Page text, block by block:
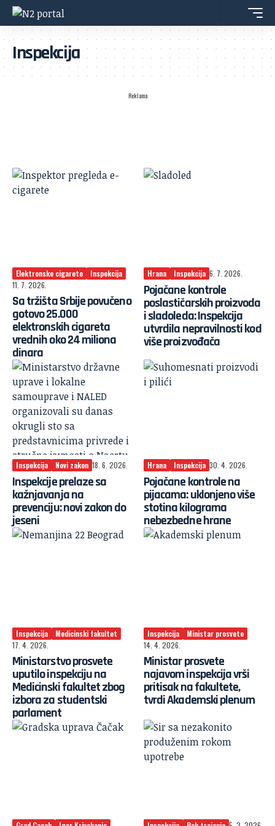
Inspekcija
Reklama
Elektronske cigarete
Inspekcija
11. 7. 2026.
Sa tržišta Srbije povučeno
gotovo 25.000
elektronskih cigareta
vrednih oko 24 miliona
dinara
Hrana Inspekcija 6. 7. 2026.
Pojačane kontrole
poslastičarskih proizvoda
i sladoleda: Inspekcija
utvrdila nepravilnosti kod
više proizvođača
Inspekcija Novi zakon 18. 6. 2026.
Inspekcije prelaze sa
kažnjavanja na
prevenciju: novi zakon do
jeseni
Hrana Inspekcija 30. 4. 2026.
Pojačane kontrole na
pijacama: uklonjeno više
stotina kilograma
nebezbedne hrane
Inspekcija
Medicinski fakultet
17. 4. 2026.
Ministarstvo prosvete
uputilo inspekciju na
Medicinski fakultet zbog
izbora za studentski
parlament
Inspekcija
Ministar prosvete
14. 4. 2026.
Ministar prosvete
najavom inspekcija vrši
pritisak na fakultete,
tvrdi Akademski plenum